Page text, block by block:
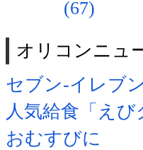
(67)
オリコンニュ
セブン‐イレブ
人気給食「え
おむすびに